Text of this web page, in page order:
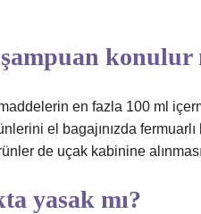
konulur
maddelerin en fazla 100 ml
el bagajınızda
de uçak kabinine
yasak mı?